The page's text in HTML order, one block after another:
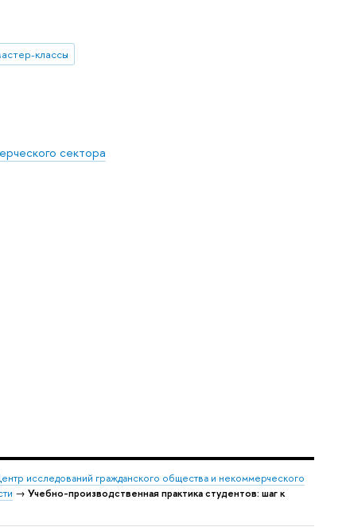
классы
сектора
исследований гражданского общества и некоммерческого
→ Учебно-производственная практика студентов: шаг к